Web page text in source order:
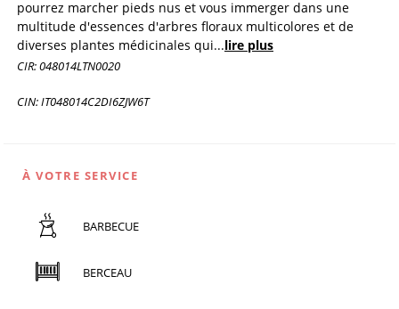
pourrez marcher pieds nus et vous immerger dans une
multitude d'essences d'arbres floraux multicolores et de
diverses plantes médicinales qui...lire plus
CIR: 048014LTN0020
CIN: IT048014C2DI6ZJW6T
À VOTRE SERVICE
BARBECUE
BERCEAU